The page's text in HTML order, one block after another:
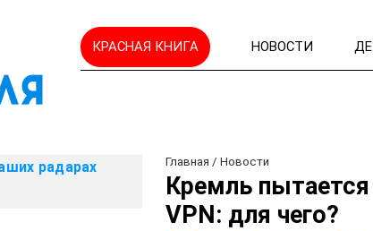
КРАСНАЯ КНИГА НОВОСТИ
радарах Главная /Новости
Кремль
VPN: для чего?